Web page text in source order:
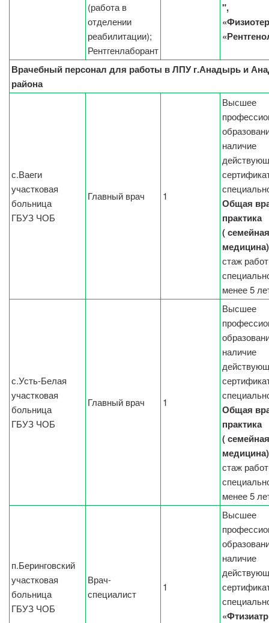
(работа в
отделении
реабилитации);
Рентгенлаборант
",
Врачебный персонал для работы в ЛПУ г.Анадырь и
района
с.Ваеги
участковая
больница
ГБУЗ ЧОБ
Главный врач 1
Высшее
наличие
Общая
практика
( семейная
стаж
менее 5
с.Усть-Белая
участковая
больница
ГБУЗ ЧОБ
Главный врач 1
Высшее
наличие
Общая
практика
( семейная
стаж
менее 5
п.Беринговский
участковая
больница
ГБУЗ ЧОБ
Врач-
специалист
1
Высшее
наличие